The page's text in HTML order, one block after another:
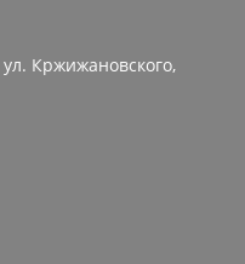
Кржижановского,